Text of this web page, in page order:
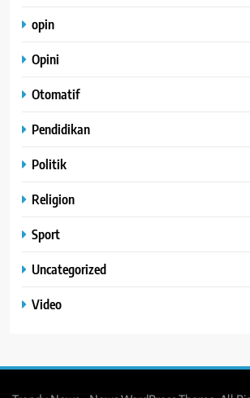
opin
Opini
Otomatif
Pendidikan
Politik
Religion
Sport
Uncategorized
Video